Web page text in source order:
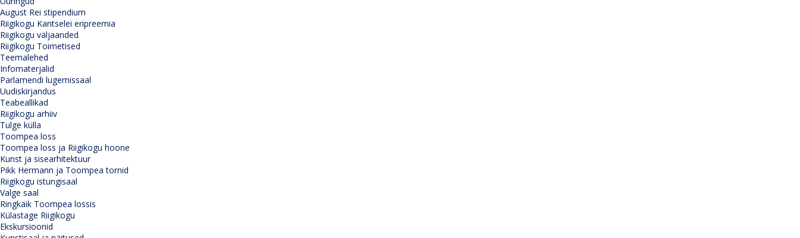
August Rei stipendium
Riigikogu Kantselei eripreemia
Riigikogu väljaanded
Riigikogu Toimetised
Teemalehed
Infomaterjalid
Parlamendi lugemissaal
Uudiskirjandus
Teabeallikad
Riigikogu arhiiv
Tulge külla
Toompea loss
Toompea loss ja Riigikogu hoone
Kunst ja sisearhitektuur
Pikk Hermann ja Toompea tornid
Riigikogu istungisaal
Valge saal
Ringkäik Toompea lossis
Külastage Riigikogu
Ekskursioonid